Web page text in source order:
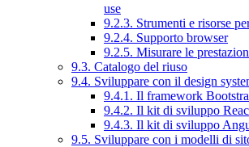
use
9.2.3. Strumenti e risorse
9.2.4. Supporto browser
9.2.5. Misurare le
9.3. Catalogo del riuso
9.4. Sviluppare con il design
9.4.1. Il framework
9.4.2. Il kit di sviluppo
9.4.3. Il kit di sviluppo
9.5. Sviluppare con i modelli di